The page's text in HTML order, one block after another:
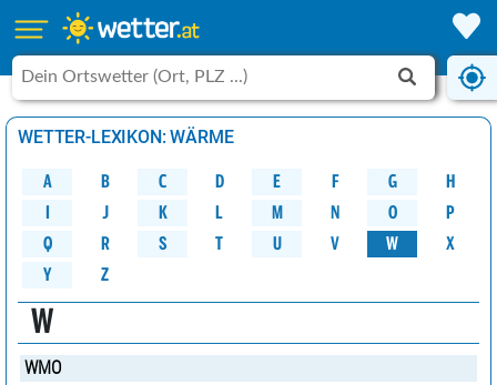
WETTER-LEXIKON: WÄRME
A B C D E F G H
J K L M N O
P
Q
R S T U V W X
Y Z
W
WMO